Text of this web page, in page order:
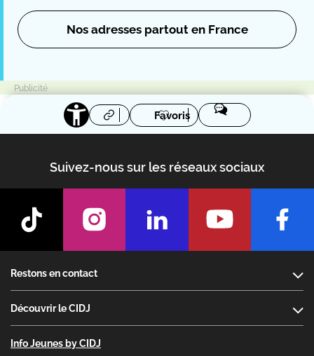
Nos adresses partout en France
Favoris
Suivez-nous sur les réseaux sociaux
Restons en contact
Découvrir le CIDJ
Info Jeunes by CIDJ